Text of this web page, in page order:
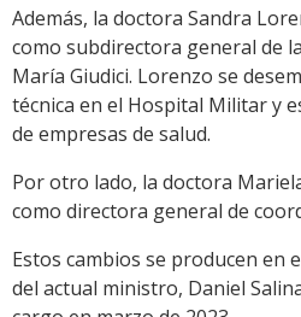
Además, la doctora Sandra
como subdirectora general de
María Giudici. Lorenzo se
técnica en el Hospital Militar y
de empresas de salud.
Por otro lado, la doctora
como directora general de
Estos cambios se producen en
del actual ministro, Daniel